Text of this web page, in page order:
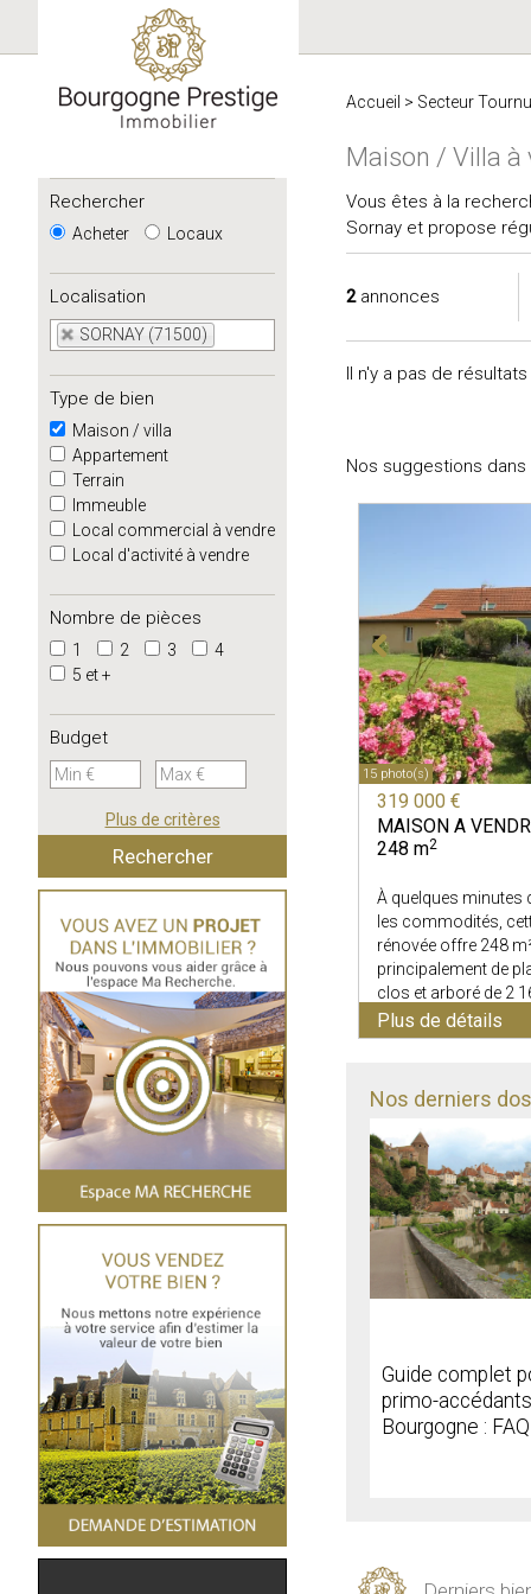
Rechercher
Acheter Locaux
Localisation
SORNAY (71500)
Type de bien
Maison / villa
Appartement
Terrain
Immeuble
Local commercial à vendre
Local d'activité à vendre
Nombre de pièces
1 2 3
4
5 et +
Budget
Plus de critères
Accueil > Secteur
Maison / Villa à
Vous êtes à la
Sornay et propose
2annonces
Il n'y a pas de
Nos suggestions
15 photo(s)
319 000 €
MAISON A
248 m2
À quelques minutes
les commodités,
rénovée offre 248
principalement de
clos et arboré de 2
Plus de détails
favoris
Nos derniers
Guide complet
primo-
Bourgogne :